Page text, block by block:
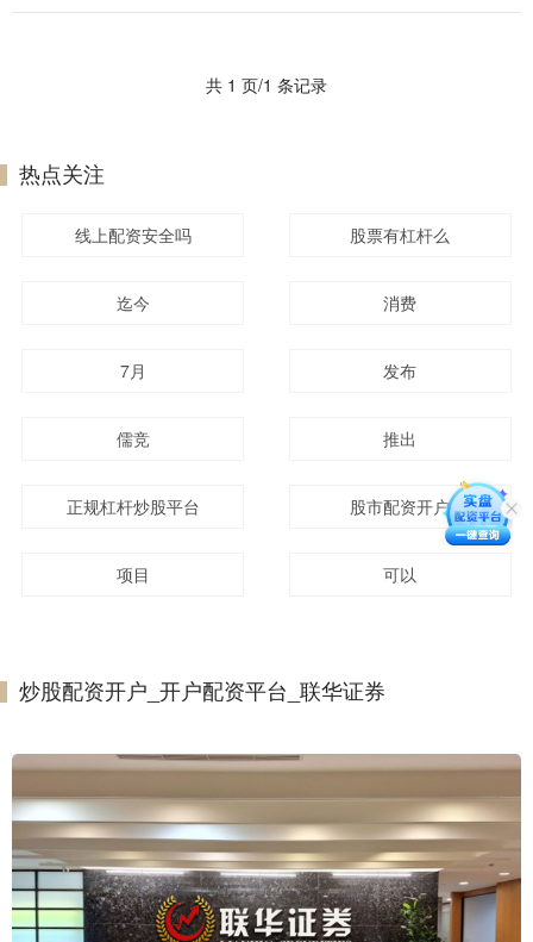
共 1 页/1 条记录
热点关注
线上配资安全吗 股票有杠杆么
迄今 消费
7月 发布
儒竞 推出
正规杠杆炒股平台 股市配资开户
项目 可以
炒股配资开户_开户配资平台_联华证券